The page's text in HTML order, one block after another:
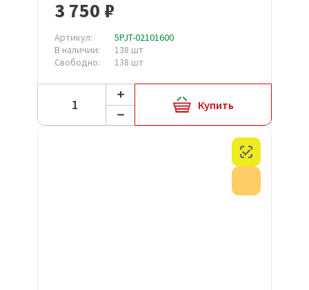
3 750 ₽
Артикул:
5PJT-02101600
В наличии:
138 шт
Свободно:
138 шт
Купить